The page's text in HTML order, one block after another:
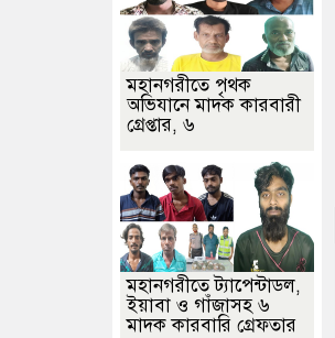
মহানগরীতে পৃথক
অভিযানে মাদক কারবারী
গ্রেপ্তার, ৬
মহানগরীতে ট্যাপেন্টাডল,
ইয়াবা ও গাঁজাসহ ৬
মাদক কারবারি গ্রেফতার